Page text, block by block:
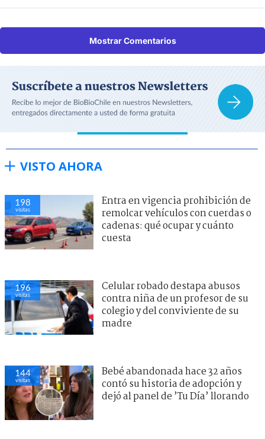
Mostrar Comentarios
VISTO AHORA
198
visitas
Entra en vigencia prohibición de
remolcar vehículos con cuerdas o
cadenas: qué ocupar y cuánto
cuesta
196
visitas
Celular robado destapa abusos
contra niña de un profesor de su
colegio y del conviviente de su
madre
144
visitas
Bebé abandonada hace 32 años
contó su historia de adopción y
dejó al panel de ’Tu Día’ llorando